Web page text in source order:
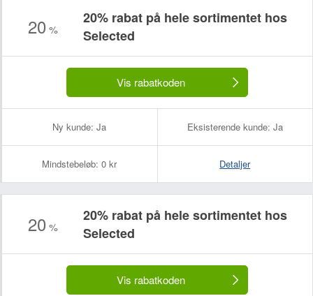
20 %
20% rabat på hele sortimentet hos
Selected
Vis rabatkoden
Ny kunde: Ja Eksisterende kunde: Ja
Mindstebeløb: 0 kr Detaljer
20 %
20% rabat på hele sortimentet hos
Selected
Vis rabatkoden